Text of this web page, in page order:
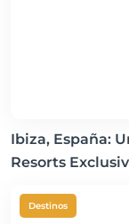
Ibiza, España:
Resorts
Destinos